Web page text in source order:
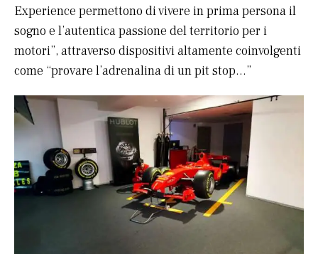
Experience permettono di vivere in prima persona il
sogno e l’autentica passione del territorio per i
motori”, attraverso dispositivi altamente coinvolgenti
come “provare l’adrenalina di un pit stop…”